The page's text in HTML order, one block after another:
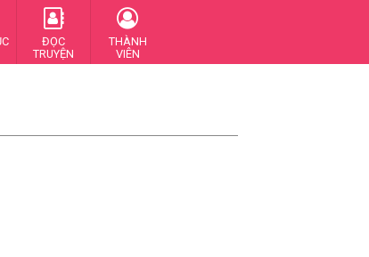
ĐỌC
TRUYỆN
THÀNH
VIÊN